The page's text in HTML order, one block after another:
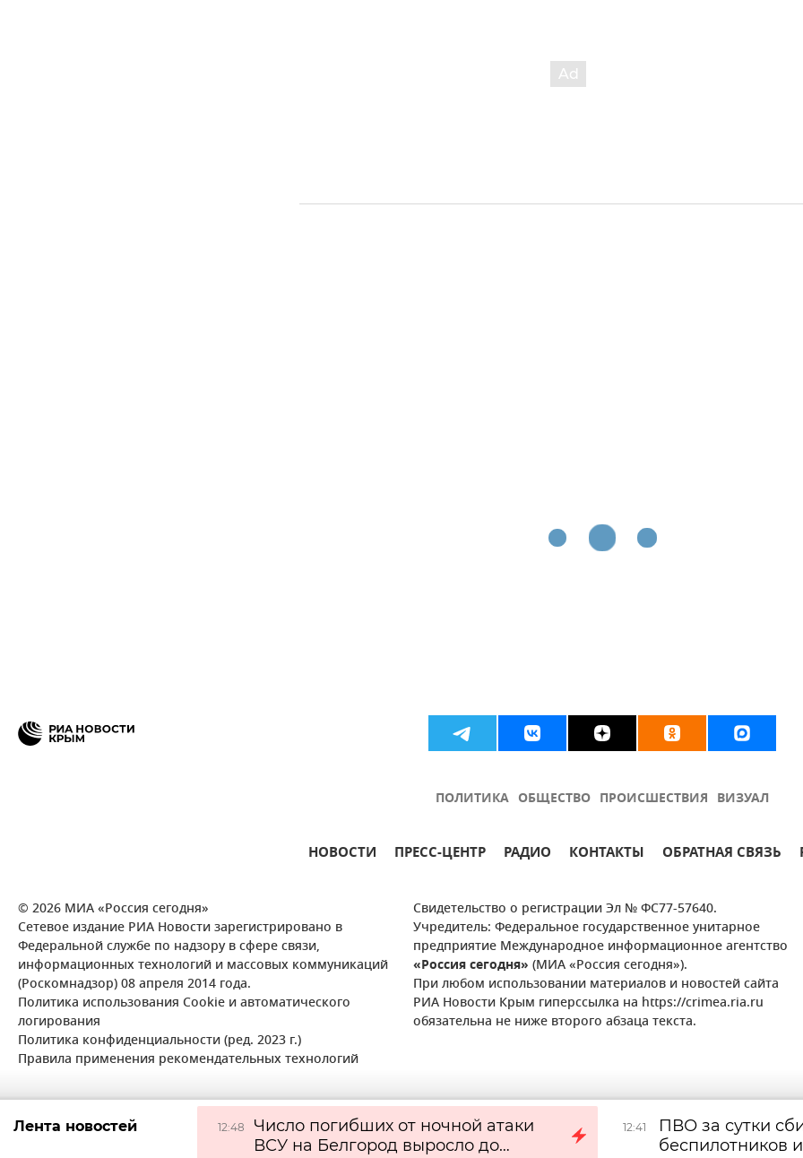
ПОЛИТИКА ОБЩЕСТВО ПРОИСШЕСТВИЯ ВИЗУАЛ
НОВОСТИ ПРЕСС-ЦЕНТР РАДИО КОНТАКТЫ ОБРАТНАЯ СВЯЗЬ
© 2026 МИА «Россия сегодня»
Сетевое издание РИА Новости зарегистрировано в
Федеральной службе по надзору в сфере связи,
информационных технологий и массовых коммуникаций
(Роскомнадзор) 08 апреля 2014 года.
Политика использования Cookie и автоматического
логирования
Политика конфиденциальности (ред. 2023 г.)
Правила применения рекомендательных технологий
Свидетельство о регистрации Эл № ФС77-57640.
Учредитель: Федеральное государственное унитарное
предприятие Международное информационное агентство
«Россия сегодня» (МИА «Россия сегодня»).
При любом использовании материалов и новостей сайта
РИА Новости Крым гиперссылка на https://crimea.ria.ru
обязательна не ниже второго абзаца текста.
12:48
Число погибших от ночной атаки
ВСУ на Белгород выросло до
12:41
ПВО за сутки
беспилотников
Лента новостей